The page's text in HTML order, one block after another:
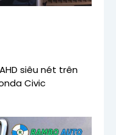
siêu nét trên
Civic